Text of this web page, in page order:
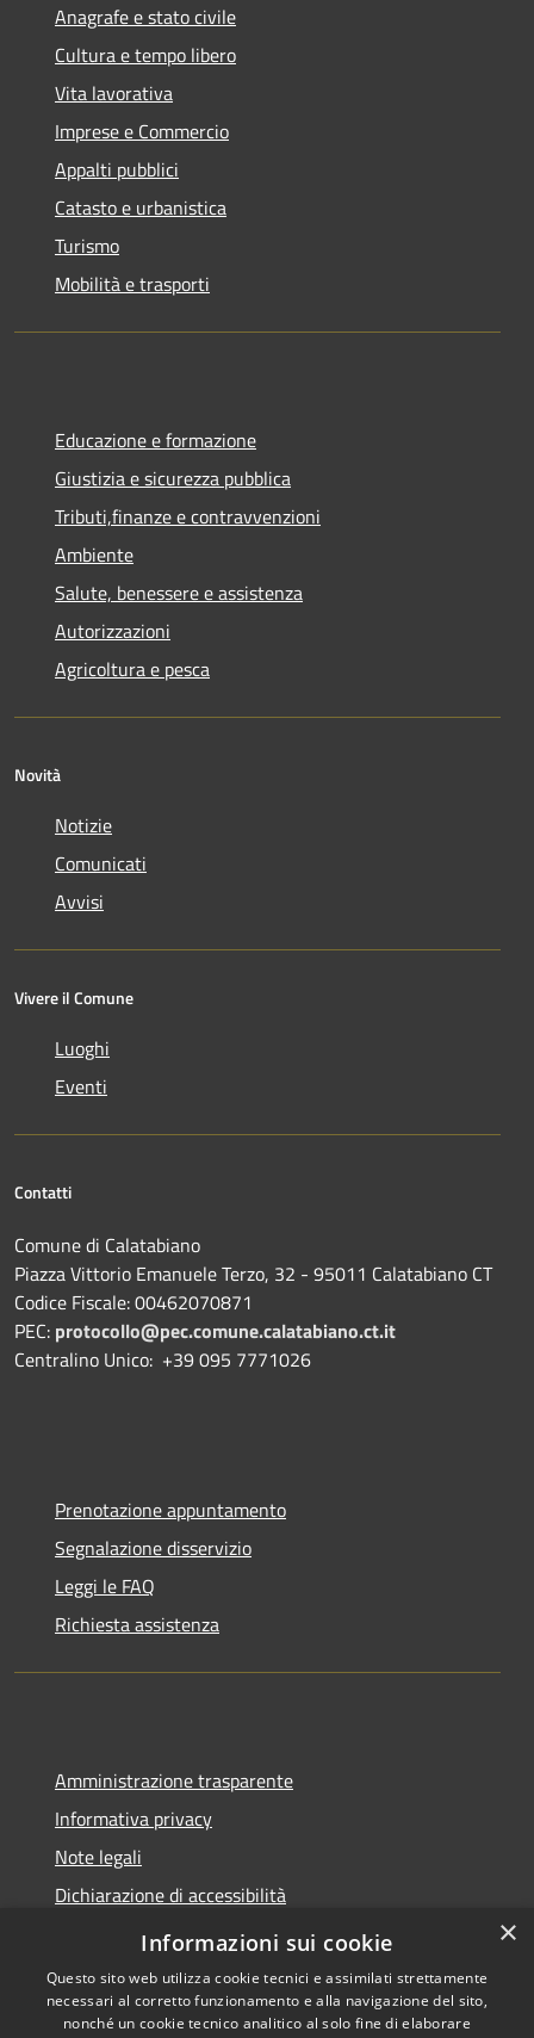
Anagrafe e stato civile
Cultura e tempo libero
Vita lavorativa
Imprese e Commercio
Appalti pubblici
Catasto e urbanistica
Turismo
Mobilità e trasporti
Educazione e formazione
Giustizia e sicurezza pubblica
Tributi,finanze e contravvenzioni
Ambiente
Salute, benessere e assistenza
Autorizzazioni
Agricoltura e pesca
Novità
Notizie
Comunicati
Avvisi
Vivere il Comune
Luoghi
Eventi
Contatti
Comune di Calatabiano
Piazza Vittorio Emanuele Terzo, 32 - 95011 Calatabiano CT
Codice Fiscale: 00462070871
PEC: protocollo@pec.comune.calatabiano.ct.it
Centralino Unico: +39 095 7771026
Prenotazione appuntamento
Segnalazione disservizio
Leggi le FAQ
Richiesta assistenza
Amministrazione trasparente
Informativa privacy
Note legali
Dichiarazione di accessibilità
Sito web precedente
×
Informazioni sui cookie
Questo sito web utilizza cookie tecnici e assimilati strettamente
necessari al corretto funzionamento e alla navigazione del sito,
nonché un cookie tecnico analitico al solo fine di elaborare